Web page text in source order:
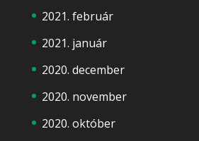
2021. február
2021. január
2020. december
2020. november
2020. október